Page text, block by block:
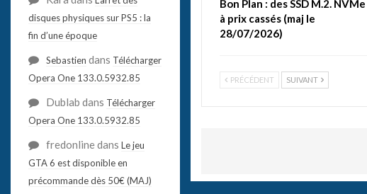
Bon Plan : des SSD M.2. NVMe
à prix cassés (maj le
28/07/2026)
PRÉCÉDENT SUIVANT
disques physiques sur PS5 : la
fin d’une époque
Sebastien dans Télécharger
Opera One 133.0.5932.85
Dublab dans Télécharger
Opera One 133.0.5932.85
fredonlinedans Le jeu
GTA 6 est disponible en
précommande dès 50€ (MAJ)